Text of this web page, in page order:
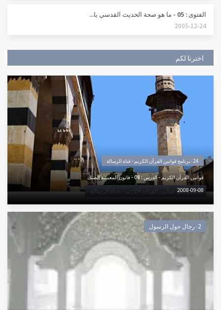
الفتوى : 05 - ما هو صحة الحديث القدسي يا...
2005-12-24
اخترنا لكم
٠24برنامج قوانين القرآن الكريم - قناة الرسالة
٠24برنامج قوانين القرآن الكريم - قناة الرسالة
قوانين القرآن الكريم - الدرس : 08 - قانون المعيشة الضنك
2008-09-08
٠2رجال حول الرسول